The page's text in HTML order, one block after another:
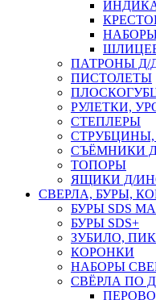
ПАТРОНЫ Д/
ПИСТОЛЕТЫ
РУЛЕТКИ,
СТЕПЛЕРЫ
СЪЁМНИКИ
ТОПОРЫ
ЯЩИКИ Д/
СВЕРЛА, БУРЫ,
БУРЫ SDS
БУРЫ SDS+
ЗУБИЛО,
КОРОНКИ
НАБОРЫ
СВЁРЛА ПО